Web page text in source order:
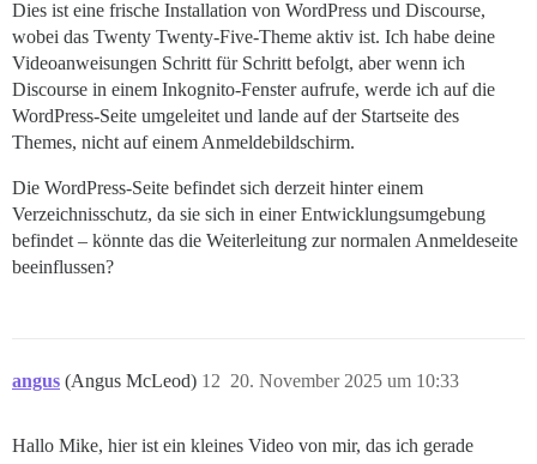
Dies ist eine frische Installation von WordPress und Discourse,
wobei das Twenty Twenty-Five-Theme aktiv ist. Ich habe deine
Videoanweisungen Schritt für Schritt befolgt, aber wenn ich
Discourse in einem Inkognito-Fenster aufrufe, werde ich auf die
WordPress-Seite umgeleitet und lande auf der Startseite des
Themes, nicht auf einem Anmeldebildschirm.
Die WordPress-Seite befindet sich derzeit hinter einem
Verzeichnisschutz, da sie sich in einer Entwicklungsumgebung
befindet – könnte das die Weiterleitung zur normalen Anmeldeseite
beeinflussen?
angus (Angus McLeod) 20. November 2025 um 10:33
12
Hallo Mike, hier ist ein kleines Video von mir, das ich gerade